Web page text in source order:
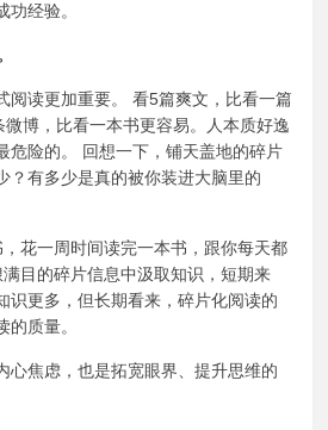
经验。
阅读更加重要。 看5篇爽文，比看一篇
博，比看一本书更容易。人本质好逸
危险的。 回想一下，铺天盖地的碎片
？有多少是真的被你装进大脑里的
花一周时间读完一本书，跟你每天都
目的碎片信息中汲取知识，短期来
识更多，但长期看来，碎片化阅读的
质量。
心焦虑，也是拓宽眼界、提升思维的